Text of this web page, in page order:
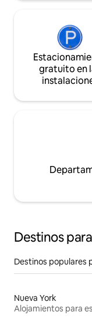
gratuito en
Destinos
Destinos populares
Nueva York